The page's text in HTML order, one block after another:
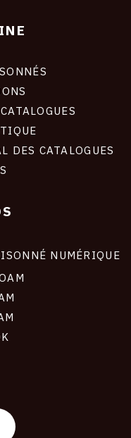
DES CATALOGUES
NUMÉRIQUE